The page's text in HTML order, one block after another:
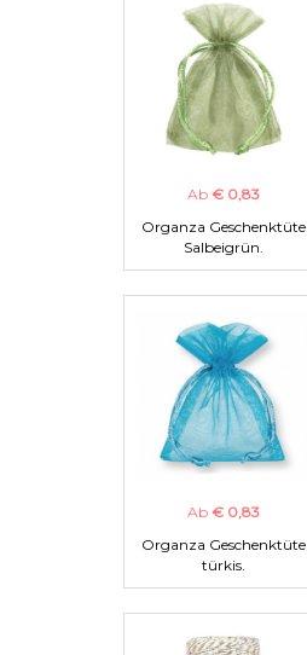
Ab € 0,83
Organza Geschenktüte
Salbeigrün.
Ab € 0,83
Organza Geschenktüte
türkis.